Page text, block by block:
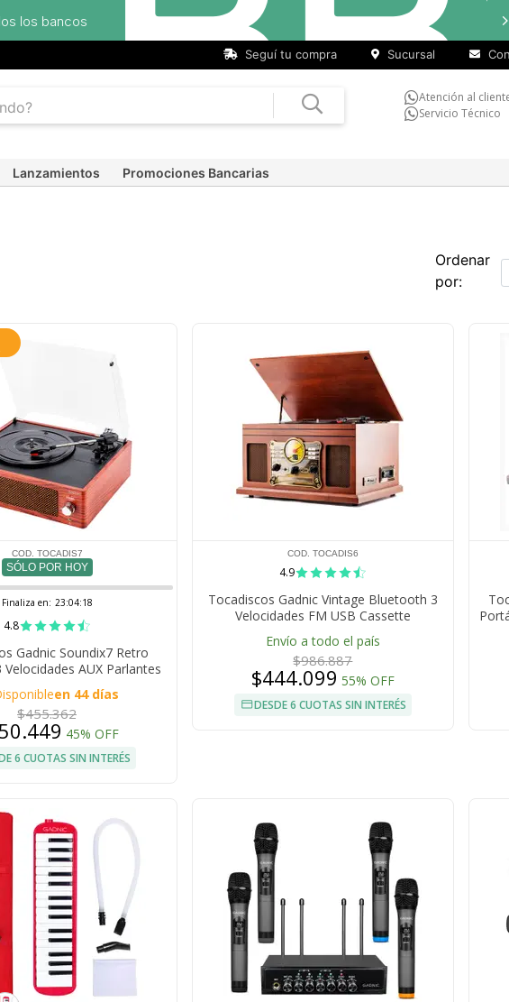
Seguí tu compra Sucursal
Atención al
Servicio Técnico
Lanzamientos Promociones Bancarias
Ordenar
por:
COD. TOCADIS7
SÓLO POR HOY
Finaliza en: 23:04:17
4.8
Gadnic Soundix7 Retro
AUX Parlantes
Audio Technica Salida
33 45 78 RPM
en 44 días
$455.362
45% OFF
6 CUOTAS SIN INTERÉS
COD. TOCADIS6
4.9
Tocadiscos Gadnic Vintage Bluetooth 3
Velocidades FM USB Cassette
Envío a todo el país
$986.887
$444.099 55% OFF
DESDE 6 CUOTAS SIN INTERÉS